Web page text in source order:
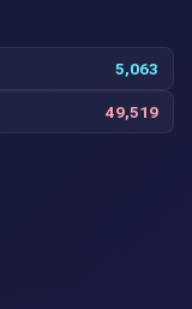
5,063
49,519